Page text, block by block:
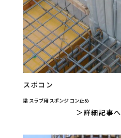
スポコン
梁 スラブ用 スポンジ コン止め
詳細記事へ